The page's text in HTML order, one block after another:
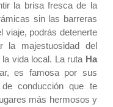
la brisa fresca de la
sin las barreras
viaje, podrás detenerte
la majestuosidad del
vida local. La ruta Ha
es famosa por sus
conducción que te
más hermosos y